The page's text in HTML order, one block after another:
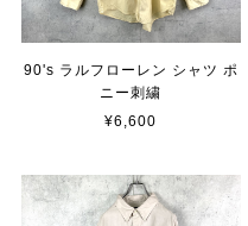
90's ラルフローレン シャツ ポ
ニー刺繍
¥6,600